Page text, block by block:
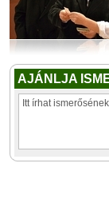
AJÁNLJA